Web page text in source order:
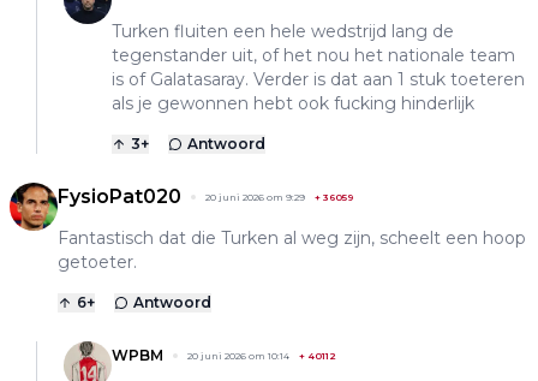
Turken fluiten een hele wedstrijd lang de
tegenstander uit, of het nou het nationale team
is of Galatasaray. Verder is dat aan 1 stuk toeteren
als je gewonnen hebt ook fucking hinderlijk
3+ Antwoord
FysioPat020 20 juni 2026 om 9:29 + 36059
Fantastisch dat die Turken al weg zijn, scheelt een hoop
getoeter.
6+ Antwoord
WPBM 20 juni 2026 om 10:14 + 40112